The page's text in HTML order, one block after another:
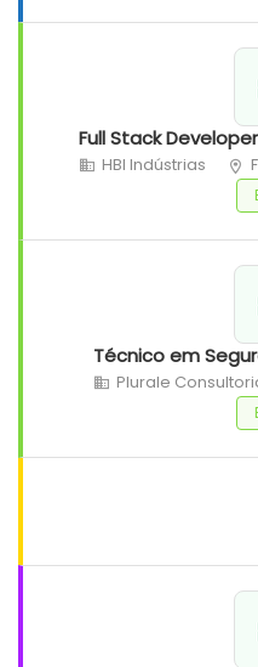
Full Stack
HBI Indústrias
Técnico em
Plurale